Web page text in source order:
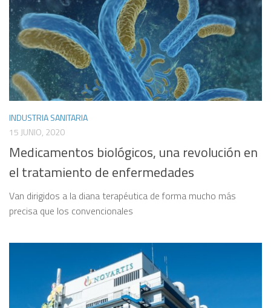
INDUSTRIA SANITARIA
15 JUNIO, 2020
Medicamentos biológicos, una revolución en
el tratamiento de enfermedades
Van dirigidos a la diana terapéutica de forma mucho más
precisa que los convencionales